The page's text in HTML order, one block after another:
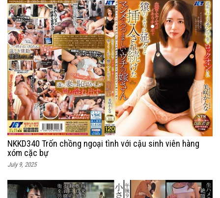
NKKD340 Trốn chồng ngoại tình với cậu sinh viên hàng
xóm cặc bự
July 9, 2025